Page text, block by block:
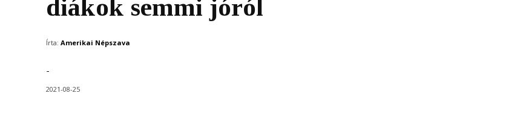
diákok semmi jóról
Írta: Amerikai Népszava
-
2021-08-25